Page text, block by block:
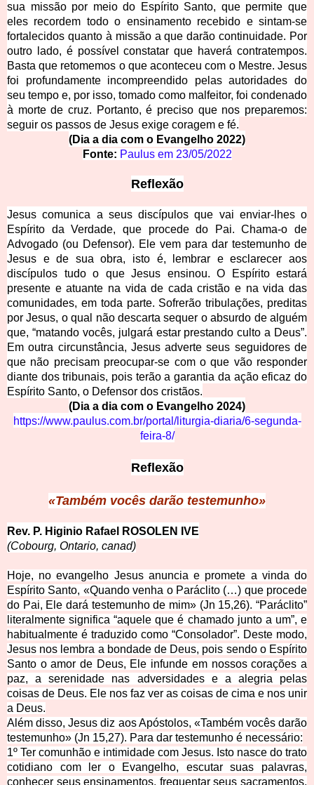
sua missão por meio do Espírito Santo, que permite que
eles recordem todo o ensinamento recebido e sintam-se
fortalecidos quanto à missão a que darão continuidade. Por
outro lado, é possível constatar que haverá contratempos.
Basta que retomemos o que aconteceu com o Mestre. Jesus
foi profundamente incompreendido pelas autoridades do
seu tempo e, por isso, tomado como malfeitor, foi condenado
à morte de cruz. Portanto, é preciso que nos preparemos:
seguir os passos de Jesus exige coragem e fé.
(Dia a dia com o Evangelho 2022)
Fonte: Paulus em 23/05/2022
Reflexão
Jesus comunica a seus discípulos que vai enviar-lhes o
Espírito da Verdade, que procede do Pai. Chama-o de
Advogado (ou Defensor). Ele vem para dar testemunho de
Jesus e de sua obra, isto é, lembrar e esclarecer aos
discípulos tudo o que Jesus ensinou. O Espírito estará
presente e atuante na vida de cada cristão e na vida das
comunidades, em toda parte. Sofrerão tribulações, preditas
por Jesus, o qual não descarta sequer o absurdo de alguém
que, “matando vocês, julgará estar prestando culto a Deus”.
Em outra circunstância, Jesus adverte seus seguidores de
que não precisam preocupar-se com o que vão responder
diante dos tribunais, pois terão a garantia da ação eficaz do
Espírito Santo, o Defensor dos cristãos.
(Dia a dia com o Evangelho 2024)
https://www.paulus.com.br/portal/liturgia-diaria/6-segunda-
feira-8/
Reflexão
«Também vocês darão testemunho»
Rev. P. Higinio Rafael ROSOLEN IVE
(Cobourg, Ontario, canad)
Hoje, no evangelho Jesus anuncia e promete a vinda do
Espírito Santo, «Quando venha o Paráclito (…) que procede
do Pai, Ele dará testemunho de mim» (Jn 15,26). “Paráclito”
literalmente significa “aquele que é chamado junto a um”, e
habitualmente é traduzido como “Consolador”. Deste modo,
Jesus nos lembra a bondade de Deus, pois sendo o Espírito
Santo o amor de Deus, Ele infunde em nossos corações a
paz, a serenidade nas adversidades e a alegria pelas
coisas de Deus. Ele nos faz ver as coisas de cima e nos unir
a Deus.
Além disso, Jesus diz aos Apóstolos, «Também vocês darão
testemunho» (Jn 15,27). Para dar testemunho é necessário:
1º Ter comunhão e intimidade com Jesus. Isto nasce do trato
cotidiano com ler o Evangelho, escutar suas palavras,
conhecer seus ensinamentos, frequentar seus sacramentos,